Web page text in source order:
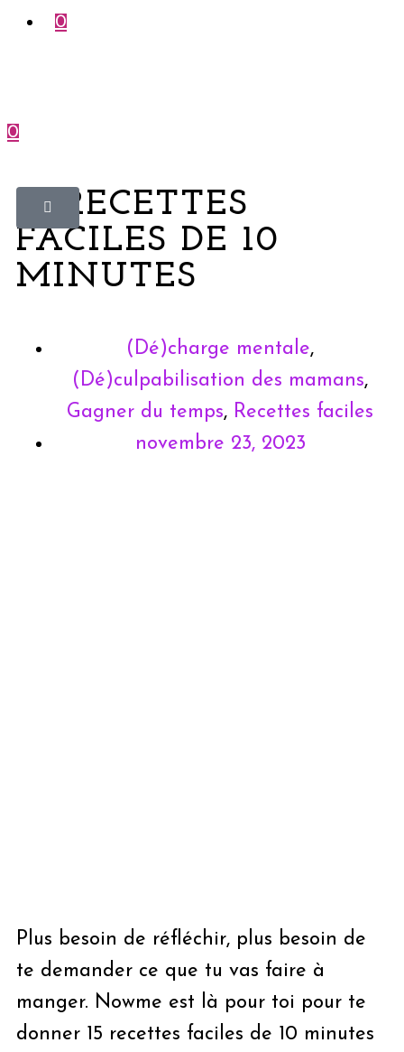
0
0
15 RECETTES
FACILES DE 10
MINUTES
(Dé)charge mentale,
(Dé)culpabilisation des mamans,
Gagner du temps, Recettes faciles
novembre 23, 2023
Plus besoin de réfléchir, plus besoin de
te demander ce que tu vas faire à
manger. Nowme est là pour toi pour te
donner 15 recettes faciles de 10 minutes